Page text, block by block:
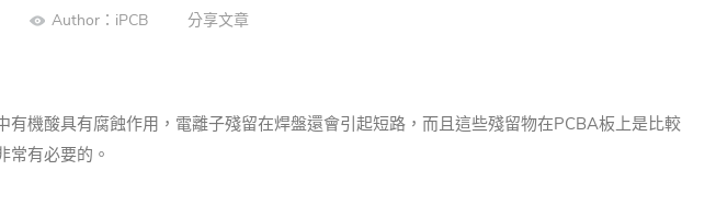
Author：iPCB 分享文章
機酸具有腐蝕作用，電離子殘留在焊盤還會引起短路，而且這些殘留物在PCBA板上是比較
常有必要的。